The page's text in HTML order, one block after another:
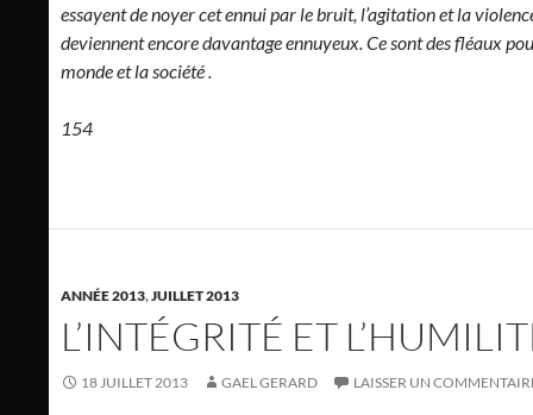
essayent de noyer cet ennui par le bruit, l’agitation et la
deviennent encore davantage ennuyeux. Ce sont des fléaux
monde et la société .
154
ANNÉE 2013,JUILLET 2013
L’INTÉGRITÉ ET
18 JUILLET 2013 GAEL GERARD LAISSER UN